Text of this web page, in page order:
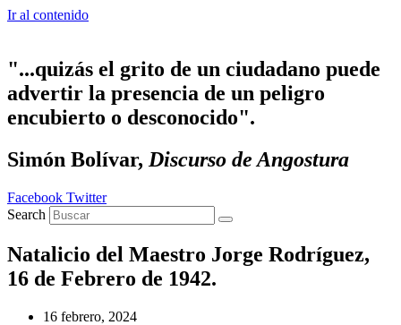
Ir al contenido
"...quizás el grito de un ciudadano puede
advertir la presencia de un peligro
encubierto o desconocido".
Simón Bolívar, Discurso de Angostura
Facebook Twitter
Search
Natalicio del Maestro Jorge Rodríguez,
16 de Febrero de 1942.
16 febrero, 2024